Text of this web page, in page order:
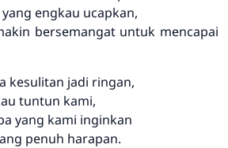
engkau ucapkan,
bersemangat untuk mencapai
kesulitan jadi ringan,
tuntun kami,
yang kami inginkan
penuh harapan.